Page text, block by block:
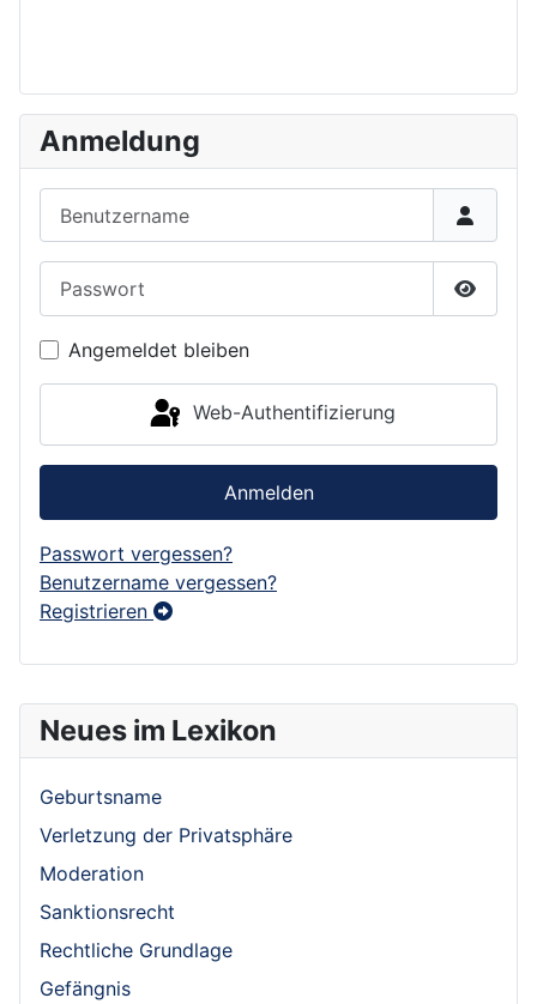
Neues im Lexikon
Geburtsname
Verletzung der Privatsphäre
Moderation
Sanktionsrecht
Rechtliche Grundlage
Gefängnis
Anmeldung
Angemeldet bleiben
Web-Authentifizierung
Anmelden
Passwort vergessen?
Benutzername vergessen?
Registrieren